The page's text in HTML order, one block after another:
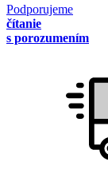
Podporujeme
čítanie
s porozumením